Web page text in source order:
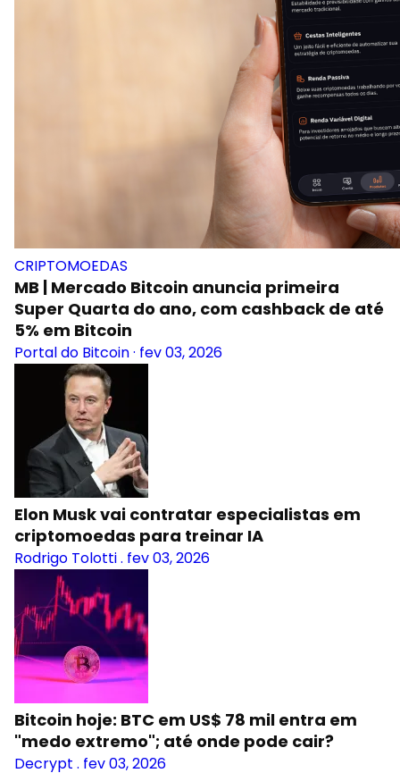
CRIPTOMOEDAS
MB | Mercado Bitcoin anuncia primeira
Super Quarta do ano, com cashback de até
5% em Bitcoin
Portal do Bitcoin· fev 03, 2026
Elon Musk vai contratar especialistas em
criptomoedas para treinar IA
Rodrigo Tolotti. fev 03, 2026
Bitcoin hoje: BTC em US$ 78 mil entra em
"medo extremo"; até onde pode cair?
Decrypt . fev 03, 2026